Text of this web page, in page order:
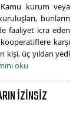
Kamu kurum veya
bunların
faaliyet icra eden
karşı
kişi, üç yıldan yedi
oku
İZINSIZ